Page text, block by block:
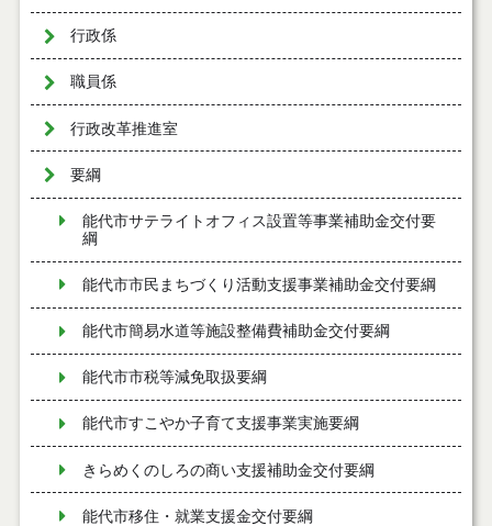
行政係
職員係
行政改革推進室
要綱
能代市サテライトオフィス設置等事業補助金交付要
綱
能代市市民まちづくり活動支援事業補助金交付要綱
能代市簡易水道等施設整備費補助金交付要綱
能代市市税等減免取扱要綱
能代市すこやか子育て支援事業実施要綱
きらめくのしろの商い支援補助金交付要綱
能代市移住・就業支援金交付要綱